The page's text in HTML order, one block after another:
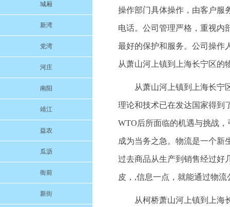
城厢
新湾
党湾
河庄
南阳
靖江
益农
瓜沥
衙前
新街
操作部门具体操作，由客户服
电话。公司管理严格，重视内
最好的保护和服务。公司操作
从萧山河上镇到上海长宁区的
从萧山河上镇到上海长宁
理论和技术已在发达国家得到
WTO后所面临的机遇与挑战
成为当务之急。物流是一个新
过去商品从生产到销售经过好
皮，,信息一点，就能通过物
从柯桥萧山河上镇到上海